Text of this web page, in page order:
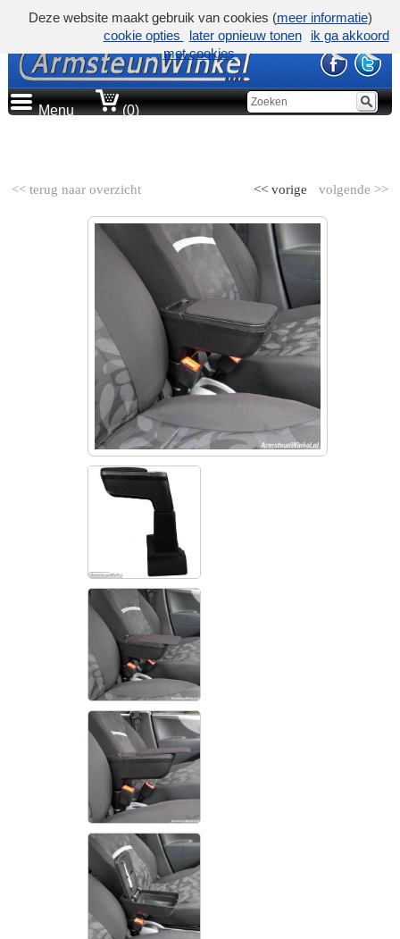
Menu (0)
<< terug naar overzicht volgende >>
<< vorige
Deze website maakt gebruik van cookies (meer informatie)
cookie opties
later opnieuw tonen
ik ga akkoord
met cookies